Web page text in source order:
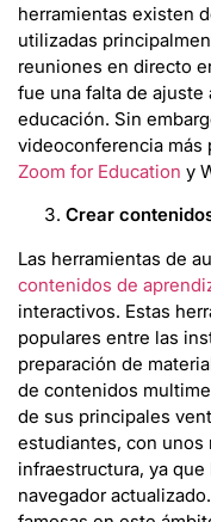
herramientas existen
utilizadas
reuniones en directo
fue una falta de
educación. Sin
videoconferencia más
Zoom for Education y
Crear
Las herramientas de
contenidos de
interactivos. Estas
populares entre las
preparación de
de contenidos
de sus principales
estudiantes, con
infraestructura, ya
navegador